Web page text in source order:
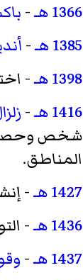
1366 هـ
-
1385 هـ
-
1398 هـ
-
1416 هـ
-
شخص
المناطق.
1427 هـ
-
1436 هـ
-
1437 هـ
-